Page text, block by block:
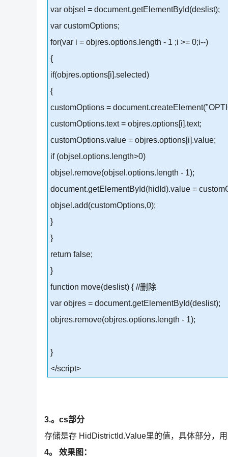
var objsel = document.getElementById(deslist);
var customOptions;
for(var i = objres.options.length - 1 ;i >= 0;i--)
{
if(objres.options[i].selected)
{
customOptions =
customOptions.text = objres.options[i].text;
customOptions.value = objres.options[i].value;
if (objsel.options.length>0)
objsel.remove(objsel.options.length - 1);
document.getElementById(hidId).value =
objsel.add(customOptions,0);
}
}
return false;
}
function move(deslist) { //删除
var objres = document.getElementById(deslist);
objres.remove(objres.options.length - 1);
}
</script>
3.。cs部分
存储是存 HidDistrictId.Value里的值，具体部分，
4。 效果图：